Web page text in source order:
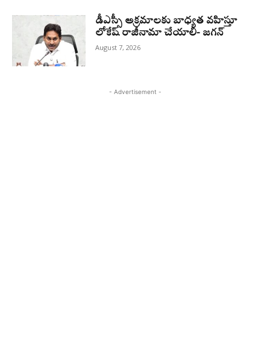
డీఎస్సీ అక్రమాలకు బాధ్యత వహిస్తూ
లోకేష్‌ రాజీనామా చేయాలి- జగన్
August 7, 2026
- Advertisement -